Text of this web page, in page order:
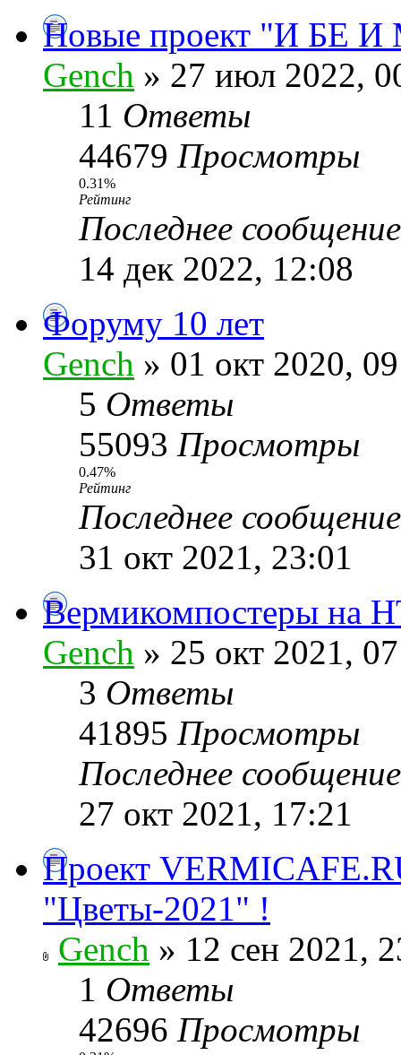
Новые проект "И БЕ
Gench » 27 июл 2022,
11 Ответы
44679 Просмотры
0.31%
Рейтинг
Последнее
14 дек 2022, 12:08
Форуму 10 лет
Gench » 01 окт 2020,
5 Ответы
55093 Просмотры
0.47%
Рейтинг
Последнее
31 окт 2021, 23:01
Вермикомпостеры на
Gench » 25 окт 2021,
3 Ответы
41895 Просмотры
Последнее
27 окт 2021, 17:21
Проект
"Цветы-2021" !
Gench » 12 сен 2021,
1 Ответы
42696 Просмотры